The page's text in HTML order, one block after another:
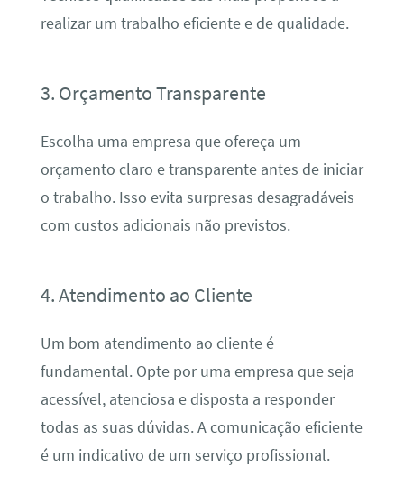
realizar um trabalho eficiente e de qualidade.
3. Orçamento Transparente
Escolha uma empresa que ofereça um
orçamento claro e transparente antes de iniciar
o trabalho. Isso evita surpresas desagradáveis
com custos adicionais não previstos.
4. Atendimento ao Cliente
Um bom atendimento ao cliente é
fundamental. Opte por uma empresa que seja
acessível, atenciosa e disposta a responder
todas as suas dúvidas. A comunicação eficiente
é um indicativo de um serviço profissional.